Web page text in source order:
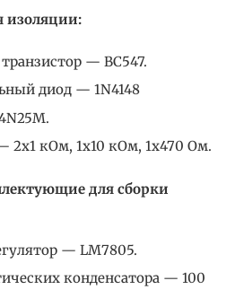
изоляции:
— BC547.
диод — 1N4148
2х1 кОм, 1х10 кОм, 1х470 Ом.
для сборки
— LM7805.
конденсатора — 100